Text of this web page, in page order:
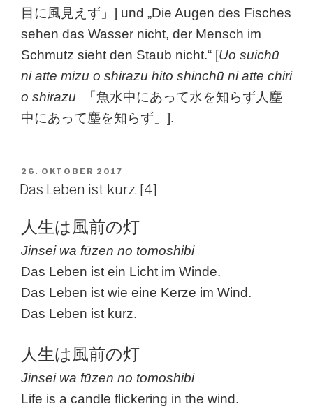
目に風見えず」] und „Die Augen des Fisches
sehen das Wasser nicht, der Mensch im
Schmutz sieht den Staub nicht.“ [Uo suichū
ni atte mizu o shirazu hito shinchū ni atte chiri
o shirazu 「魚水中にあって水を知らず人塵
中にあって塵を知らず」].
VERÖFFENTLICHT
AM
26. OKTOBER 2017
Das Leben ist kurz. [4]
人生は風前の灯
Jinsei wa fūzen no tomoshibi
Das Leben ist ein Licht im Winde.
Das Leben ist wie eine Kerze im Wind.
Das Leben ist kurz.
人生は風前の灯
Jinsei wa fūzen no tomoshibi
Life is a candle flickering in the wind.